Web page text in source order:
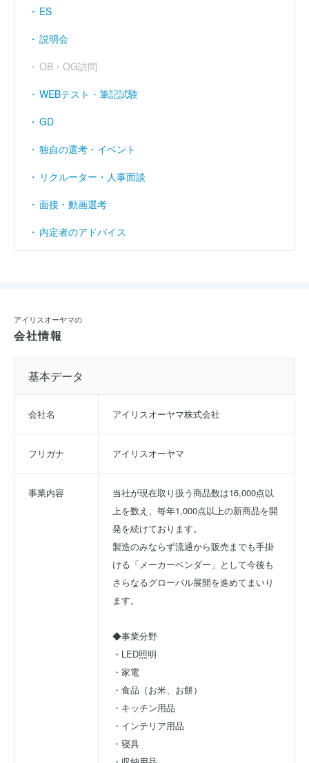
ES
説明会
OB・OG訪問
WEBテスト・筆記試験
GD
独自の選考・イベント
リクルーター・人事面談
面接・動画選考
内定者のアドバイス
アイリスオーヤマの
会社情報
基本データ
会社名 アイリスオーヤマ株式会社
フリガナ アイリスオーヤマ
事業内容
当社が現在取り扱う商品数は16,000点以
上を数え、毎年1,000点以上の新商品を開
発を続けております。
製造のみならず流通から販売までも手掛
ける「メーカーベンダー」として今後も
さらなるグローバル展開を進めてまいり
ます。
◆事業分野
・LED照明
・家電
・食品（お米、お餅）
・キッチン用品
・インテリア用品
・寝具